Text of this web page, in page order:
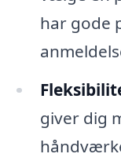
har gode
giver dig